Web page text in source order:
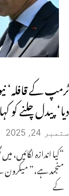
ٹرمپ کے قافلہ‘
دیا‘ پیدل چلنے کو کہا
ستمبر 24, 2025
“کیا اندازہ لگائیں،
منجمد ہے،” میکرون
کے